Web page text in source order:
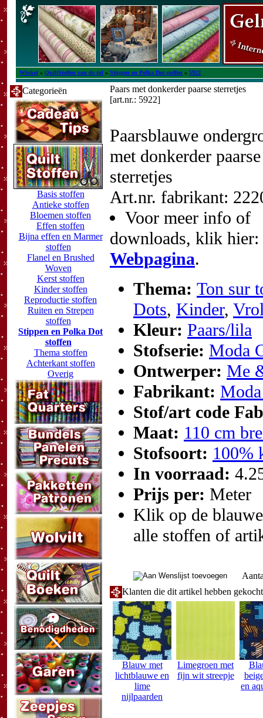
Winkel » QuiltStoffen van de rol » Stippen en Polka Dot stoffen » 5922
Categorieën
Basis stoffen
Antieke stoffen
Bloemen stoffen
Effen stoffen
Bijna effen en Marmer
stoffen
Flanel en Brushed
Woven
Kerst stoffen
Kinder stoffen
Reproductie stoffen
Ruiten en Strepen
stoffen
Stippen en Polka Dot
stoffen
Thema stoffen
Achterkant stoffen
Overig
Paars met donkerder paarse sterretjes
[art.nr.: 5922]
Paarsblauwe
met donkerder paarse
sterretjes
Art.nr. fabrikant:
Voor meer info of
downloads, klik hier:
Webpagina.
Thema: Ton sur
Dots, Kinder,
Kleur: Paars/lila
Stofserie: Moda
Ontwerper: Me
Fabrikant:
Stof/art code
Maat: 110 cm
Stofsoort: 100%
In voorraad:
Prijs per: Meter
Klik op de
alle stoffen of
Klanten die dit artikel hebben
Blauw met
lichtblauwe en
lime
nijlpaarden
Limegroen met
fijn wit streepje
en